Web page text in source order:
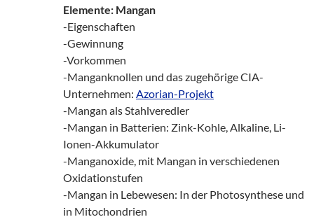
Elemente: Mangan
-Eigenschaften
-Gewinnung
-Vorkommen
-Manganknollen und das zugehörige CIA-
Unternehmen: Azorian-Projekt
-Mangan als Stahlveredler
-Mangan in Batterien: Zink-Kohle, Alkaline, Li-
Ionen-Akkumulator
-Manganoxide, mit Mangan in verschiedenen
Oxidationstufen
-Mangan in Lebewesen: In der Photosynthese und
in Mitochondrien